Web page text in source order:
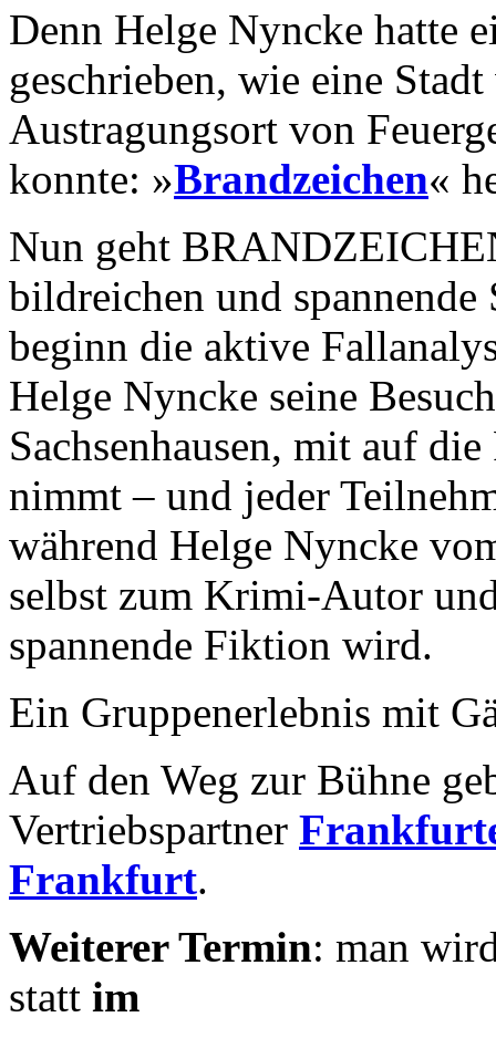
Denn Helge Nyncke hatte
geschrieben, wie eine
Austragungsort von
konnte: »Brandzeichen«
Nun geht
bildreichen und spannende
beginn die aktive
Helge Nyncke seine
Sachsenhausen, mit auf
nimmt – und jeder
während Helge Nyncke
selbst zum Krimi-Autor
spannende Fiktion wird.
Ein Gruppenerlebnis mit
Auf den Weg zur Bühne
Vertriebspartner
Frankfurt.
Weiterer Termin: man
statt im